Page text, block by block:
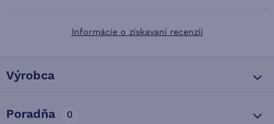
Informácie o získavaní recenzií
Výrobca
Poradňa 0